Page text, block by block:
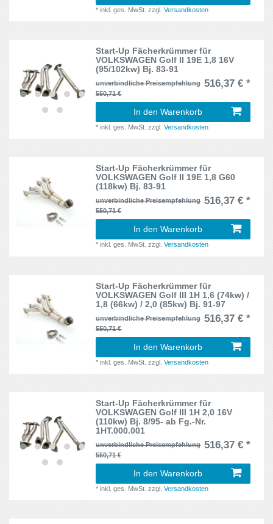
*inkl. ges. MwSt. zzgl.Versandkosten
Start-Up Fächerkrümmer für
VOLKSWAGEN Golf II 19E 1,8 16V
(95/102kw) Bj. 83-91
unverbindliche Preisempfehlung
550,71 €
516,37 € *
In den Warenkorb
*inkl. ges. MwSt. zzgl.Versandkosten
Start-Up Fächerkrümmer für
VOLKSWAGEN Golf II 19E 1,8 G60
(118kw) Bj. 83-91
unverbindliche Preisempfehlung
550,71 €
516,37 € *
In den Warenkorb
*inkl. ges. MwSt. zzgl.Versandkosten
Start-Up Fächerkrümmer für
VOLKSWAGEN Golf III 1H 1,6 (74kw) /
1,8 (66kw) / 2,0 (85kw) Bj. 91-97
unverbindliche Preisempfehlung
550,71 €
516,37 € *
In den Warenkorb
*inkl. ges. MwSt. zzgl.Versandkosten
Start-Up Fächerkrümmer für
VOLKSWAGEN Golf III 1H 2,0 16V
(110kw) Bj. 8/95- ab Fg.-Nr.
1HT.000.001
unverbindliche Preisempfehlung
550,71 €
516,37 € *
In den Warenkorb
*inkl. ges. MwSt. zzgl.Versandkosten